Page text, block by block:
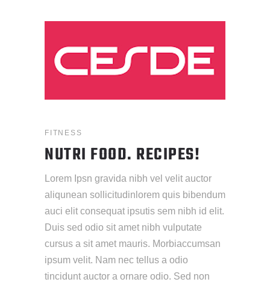
FITNESS
NUTRI FOOD. RECIPES!
Lorem Ipsn gravida nibh vel velit auctor
aliqunean sollicitudinlorem quis bibendum
auci elit consequat ipsutis sem nibh id elit.
Duis sed odio sit amet nibh vulputate
cursus a sit amet mauris. Morbiaccumsan
ipsum velit. Nam nec tellus a odio
tincidunt auctor a ornare odio. Sed non